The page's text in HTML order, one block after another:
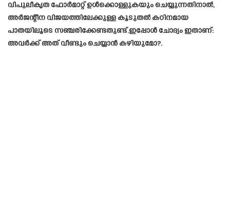
വിപുലീകൃത ഫോർമാറ്റ് ഉൾക്കൊള്ളുകയും ചെയ്യുന്നതിനാൽ,
അർജന്റീന വിജയത്തിലേക്കുള്ള കൂടുതൽ കഠിനമായ
പാതയിലൂടെ സഞ്ചരിക്കേണ്ടതുണ്ട്.ഇപ്പോൾ ചോദ്യം ഇതാണ്:
അവർക്ക് അത് വീണ്ടും ചെയ്യാൻ കഴിയുമോ?.